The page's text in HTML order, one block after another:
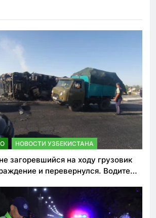
НОВОСТИ УЗБЕКИСТАНА
загоревшийся на ходу грузовик
и перевернулся. Водитель